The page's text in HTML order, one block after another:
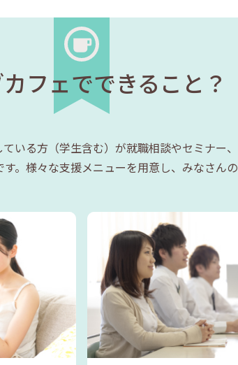
フェでできること？
いる方（学生含む）が就職相談やセミナー
。様々な支援メニューを用意し、みなさん